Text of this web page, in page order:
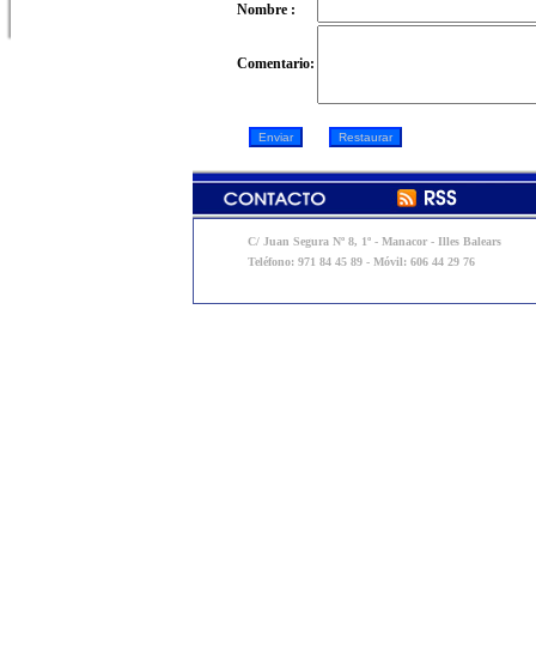
Nombre :
Comentario:
C/ Juan Segura Nº 8, 1º - Manacor - Illes Balears
Teléfono: 971 84 45 89 - Móvil: 606 44 29 76